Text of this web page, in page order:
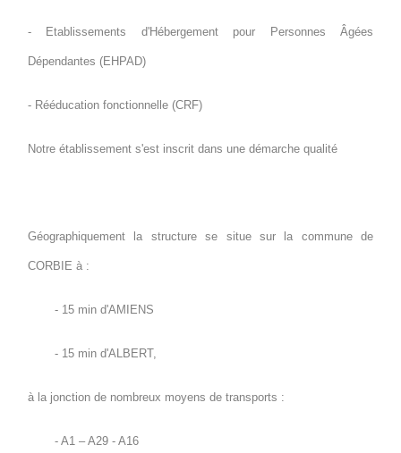
- Etablissements d'Hébergement pour Personnes Âgées
Dépendantes (EHPAD)
- Rééducation fonctionnelle (CRF)
Notre établissement s'est inscrit dans une démarche qualité
Géographiquement la structure se situe sur la commune de
CORBIE à :
- 15 min d'AMIENS
- 15 min d'ALBERT,
à la jonction de nombreux moyens de transports :
- A1 – A29 - A16